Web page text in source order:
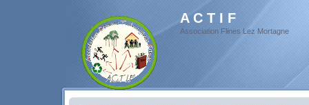
A C T I F
Association Flines Lez Mortagne